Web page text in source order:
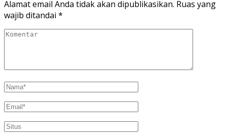
Alamat email Anda tidak akan dipublikasikan. Ruas yang
wajib ditandai *